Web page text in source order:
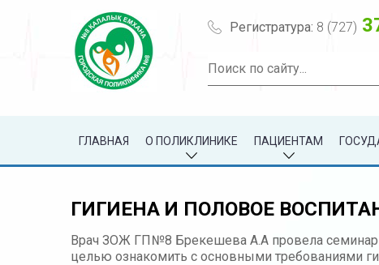
Регистратура: 8 (727)
ГЛАВНАЯ О ПОЛИКЛИНИКЕ ПАЦИЕНТАМ
ГИГИЕНА И ПОЛОВОЕ
Врач ЗОЖ ГП№8 Брекешева А.А провела семинар
целью ознакомить с основными требованиями